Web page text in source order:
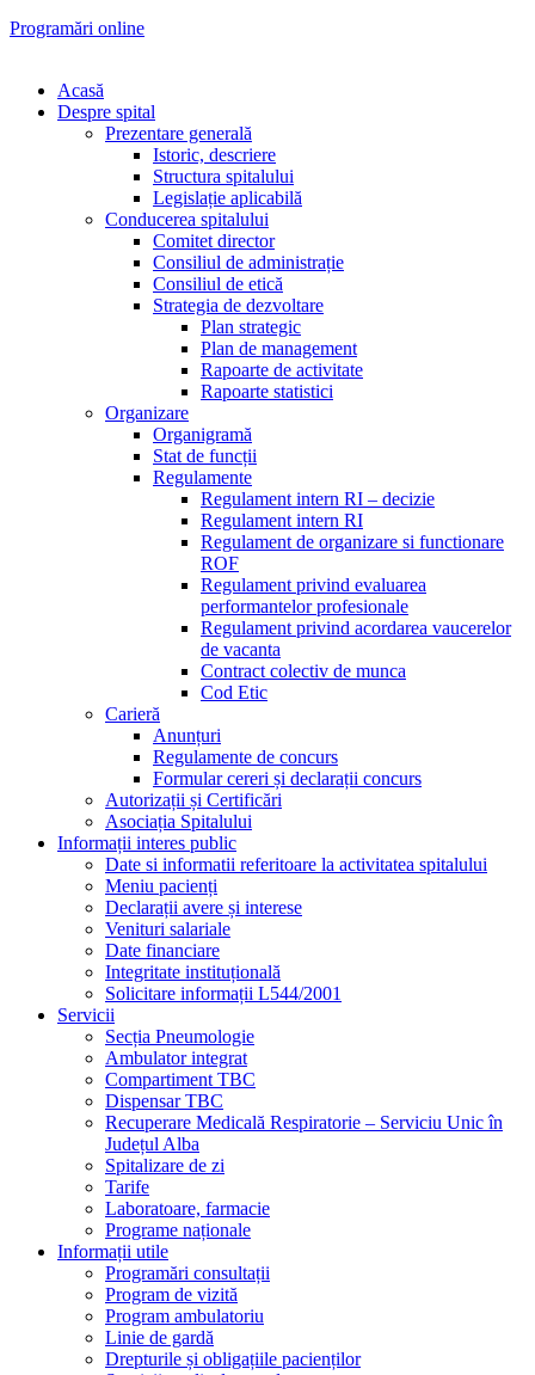
Programări online
Acasă
Despre spital
Prezentare generală
Istoric, descriere
Structura spitalului
Legislație aplicabilă
Conducerea spitalului
Comitet director
Consiliul de administrație
Consiliul de etică
Strategia de dezvoltare
Plan strategic
Plan de management
Rapoarte de activitate
Rapoarte statistici
Organizare
Organigramă
Stat de funcții
Regulamente
Regulament intern RI – decizie
Regulament intern RI
Regulament de organizare si functionare
ROF
Regulament privind evaluarea
performantelor profesionale
Regulament privind acordarea vaucerelor
de vacanta
Contract colectiv de munca
Cod Etic
Carieră
Anunțuri
Regulamente de concurs
Formular cereri și declarații concurs
Autorizații și Certificări
Asociația Spitalului
Informații interes public
Date si informatii referitoare la activitatea spitalului
Meniu pacienți
Declarații avere și interese
Venituri salariale
Date financiare
Integritate instituțională
Solicitare informații L544/2001
Servicii
Secția Pneumologie
Ambulator integrat
Compartiment TBC
Dispensar TBC
Recuperare Medicală Respiratorie – Serviciu Unic în
Județul Alba
Spitalizare de zi
Tarife
Laboratoare, farmacie
Programe naționale
Informații utile
Programări consultații
Program de vizită
Program ambulatoriu
Linie de gardă
Drepturile și obligațiile pacienților